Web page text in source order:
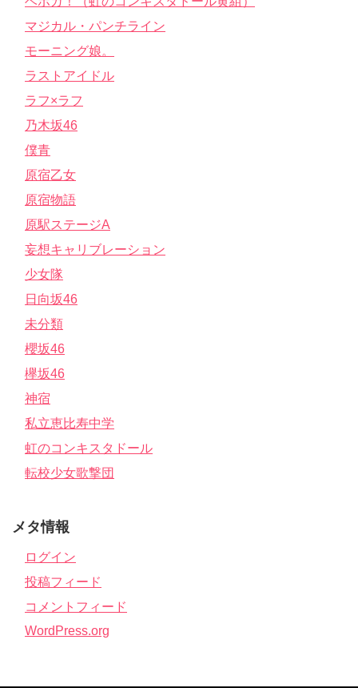
マジカル・パンチライン
モーニング娘。
ラストアイドル
ラフ×ラフ
乃木坂46
僕青
原宿乙女
原宿物語
原駅ステージA
妄想キャリブレーション
少女隊
日向坂46
未分類
櫻坂46
欅坂46
神宿
私立恵比寿中学
虹のコンキスタドール
転校少女歌撃団
メタ情報
ログイン
投稿フィード
コメントフィード
WordPress.org